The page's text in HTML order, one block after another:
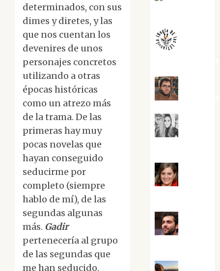
determinados, con sus
dimes y diretes, y las
que nos cuentan los
devenires de unos
personajes concretos
utilizando a otras
épocas históricas
como un atrezo más
de la trama. De las
primeras hay muy
pocas novelas que
hayan conseguido
seducirme por
completo (siempre
hablo de mí), de las
segundas algunas
más. Gadir
pertenecería al grupo
de las segundas que
me han seducido.